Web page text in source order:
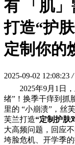
有 「肌
打造“护
定制你的
2025-09-02 12:08:23 /
2025年9月1日
绪”！换季干痒到
里的 “小崩溃”，丝
芙兰打造“定制护肤
大高频问题，回应
垮脸危机、开学季